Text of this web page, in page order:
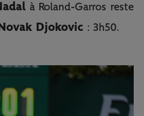
à Roland-Garros reste
Novak Djokovic : 3h50.